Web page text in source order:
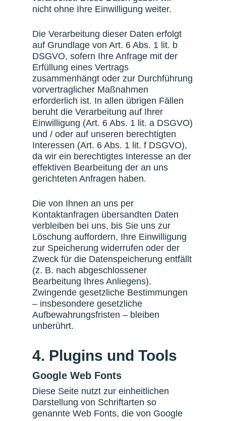
nicht ohne Ihre Einwilligung weiter.
Die Verarbeitung dieser Daten erfolgt
auf Grundlage von Art. 6 Abs. 1 lit. b
DSGVO, sofern Ihre Anfrage mit der
Erfüllung eines Vertrags
zusammenhängt oder zur Durchführung
vorvertraglicher Maßnahmen
erforderlich ist. In allen übrigen Fällen
beruht die Verarbeitung auf Ihrer
Einwilligung (Art. 6 Abs. 1 lit. a DSGVO)
und / oder auf unseren berechtigten
Interessen (Art. 6 Abs. 1 lit. f DSGVO),
da wir ein berechtigtes Interesse an der
effektiven Bearbeitung der an uns
gerichteten Anfragen haben.
Die von Ihnen an uns per
Kontaktanfragen übersandten Daten
verbleiben bei uns, bis Sie uns zur
Löschung auffordern, Ihre Einwilligung
zur Speicherung widerrufen oder der
Zweck für die Datenspeicherung entfällt
(z. B. nach abgeschlossener
Bearbeitung Ihres Anliegens).
Zwingende gesetzliche Bestimmungen
– insbesondere gesetzliche
Aufbewahrungsfristen – bleiben
unberührt.
4. Plugins und Tools
Google Web Fonts
Diese Seite nutzt zur einheitlichen
Darstellung von Schriftarten so
genannte Web Fonts, die von Google